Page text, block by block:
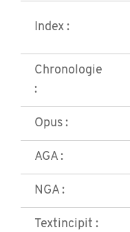
Index :
Chronologie
:
Opus :
AGA :
NGA :
Textincipit :